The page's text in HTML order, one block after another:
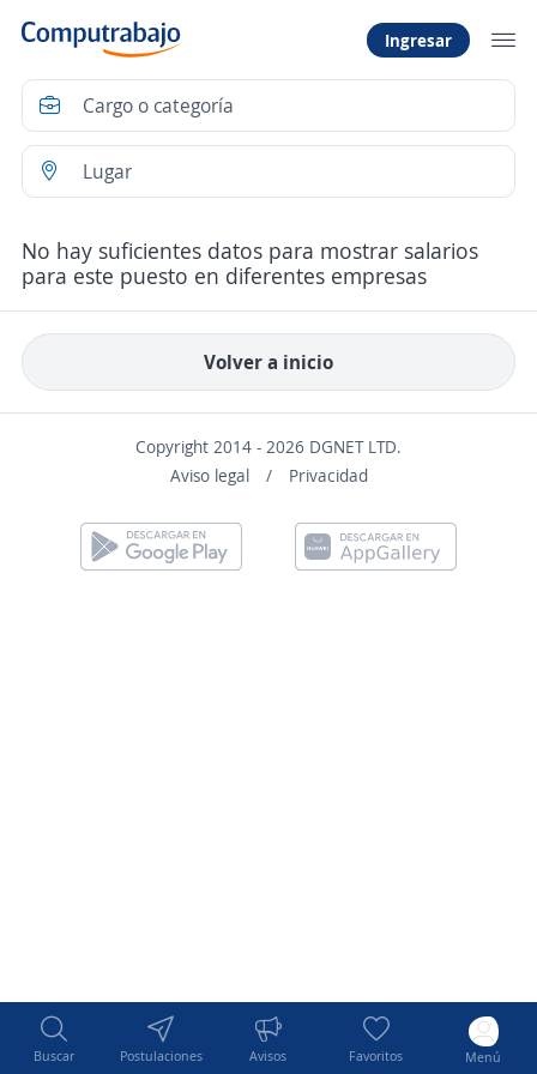
Ingresar
Buscar Postulaciones Avisos Favoritos Menú
No hay suficientes datos para mostrar salarios
para este puesto en diferentes empresas
Volver a inicio
Copyright 2014 - 2026 DGNET LTD.
Aviso legal
/ Privacidad